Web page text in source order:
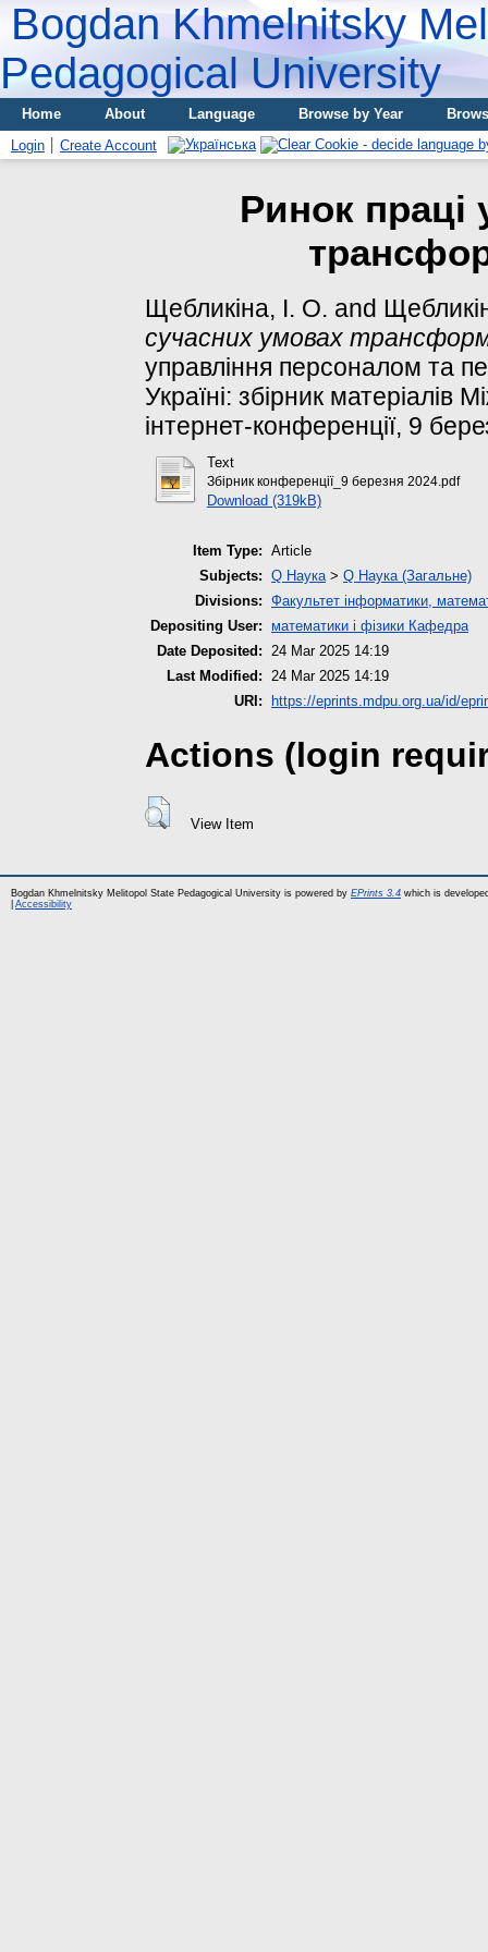
Bogdan Khmelnitsky
Pedagogical University
Home About Language Browse by Year
Login
Create Account
Ринок праці
Щебликіна, І. О. and
сучасних умовах
управління персоналом та
Україні: збірник матеріалів
інтернет-конференції, 9
Text
Збірник конференції_9 березня 2024.pdf
Download (319kB)
Item Type: Article
Subjects: Q Наука > Q Наука (Загальне)
Divisions: Факультет інформатики,
Depositing User:
математики і фізики Кафедра
Date Deposited:
24 Mar 2025 14:19
Last Modified:
24 Mar 2025 14:19
URI:
https://eprints.mdpu.org.ua/id/
Actions (login
View Item
Bogdan Khmelnitsky Melitopol State Pedagogical University is powered by EPrints 3.4 which is
Accessibility